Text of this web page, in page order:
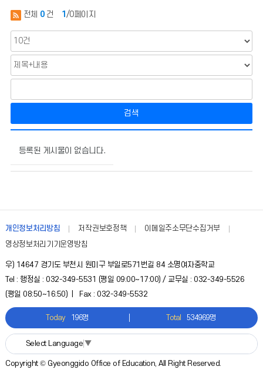
전체 0 건 1 /0페이지
검색
보
의
게
물
번
제
목,
작
자,
등록된 게시물이 없습니다.
개인정보처리방침 저작권보호정책
이메일주소무단수집거부
영상정보처리기기운영방침
우) 14647 경기도 부천시 원미구 부일로571번길 84 소명여자중학교
Tel : 행정실 : 032-349-5531 (평일 09:00~17:00) / 교무실 : 032-349-5526
(평일 08:50~16:50) | Fax : 032-349-5532
Today 196명 Total 534969명
Select Language ▼
Copyright © Gyeonggido Office of Education, All Right Reserved.